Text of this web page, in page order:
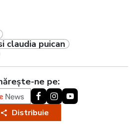
claudia puican
ne pe:
Distribuie